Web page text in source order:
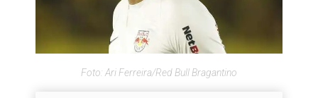
Foto: Ari Ferreira/Red Bull Bragantino